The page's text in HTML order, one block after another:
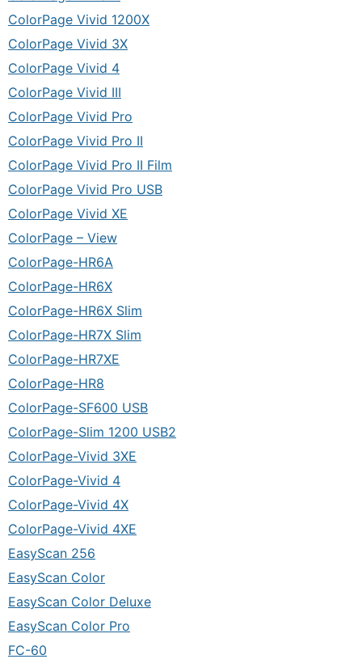
ColorPage Vivid 1200X
ColorPage Vivid 3X
ColorPage Vivid 4
ColorPage Vivid III
ColorPage Vivid Pro
ColorPage Vivid Pro II
ColorPage Vivid Pro II Film
ColorPage Vivid Pro USB
ColorPage Vivid XE
ColorPage – View
ColorPage-HR6A
ColorPage-HR6X
ColorPage-HR6X Slim
ColorPage-HR7X Slim
ColorPage-HR7XE
ColorPage-HR8
ColorPage-SF600 USB
ColorPage-Slim 1200 USB2
ColorPage-Vivid 3XE
ColorPage-Vivid 4
ColorPage-Vivid 4X
ColorPage-Vivid 4XE
EasyScan 256
EasyScan Color
EasyScan Color Deluxe
EasyScan Color Pro
FC-60